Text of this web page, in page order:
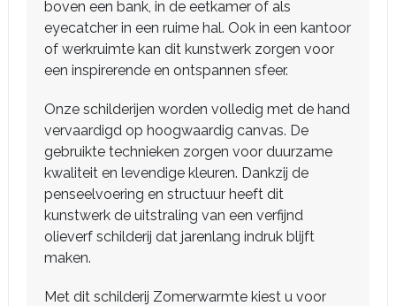
boven een bank, in de eetkamer of als
eyecatcher in een ruime hal. Ook in een kantoor
of werkruimte kan dit kunstwerk zorgen voor
een inspirerende en ontspannen sfeer.
Onze schilderijen worden volledig met de hand
vervaardigd op hoogwaardig canvas. De
gebruikte technieken zorgen voor duurzame
kwaliteit en levendige kleuren. Dankzij de
penseelvoering en structuur heeft dit
kunstwerk de uitstraling van een verfijnd
olieverf schilderij dat jarenlang indruk blijft
maken.
Met dit schilderij Zomerwarmte kiest u voor